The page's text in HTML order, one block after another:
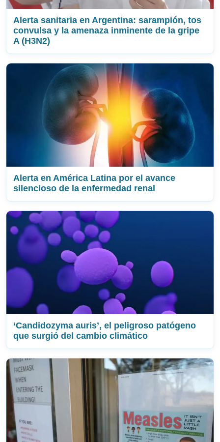
Alerta sanitaria en Argentina: sarampión, tos
convulsa y la amenaza inminente de la gripe
A (H3N2)
Alerta en América Latina por el avance
silencioso de la enfermedad renal
‘Candidozyma auris’, el peligroso patógeno
que surgió del cambio climático